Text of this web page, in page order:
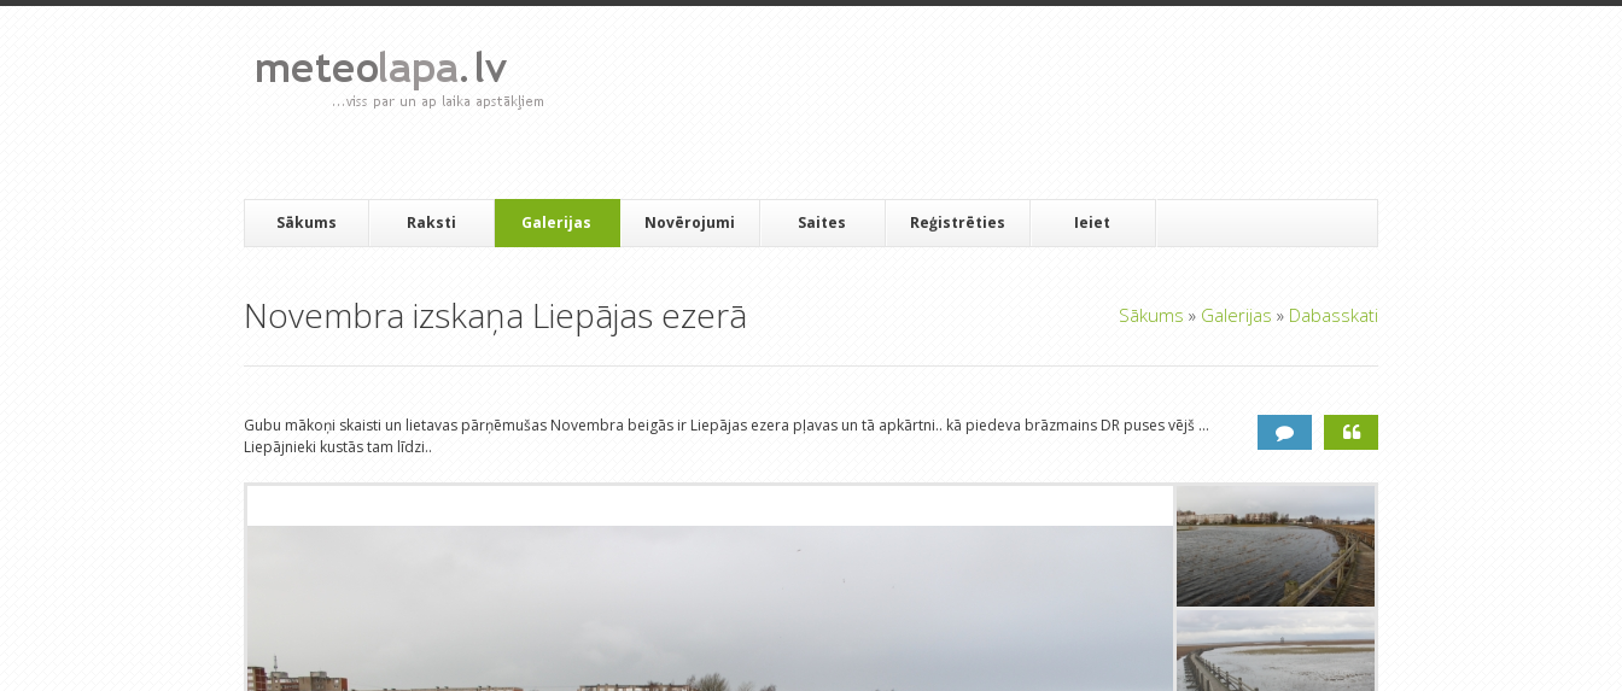
Sākums Raksti Galerijas Novērojumi Saites Reģistrēties Ieiet
Novembra izskaņa Liepājas ezerā Sākums » Galerijas » Dabasskati
Gubu mākoņi skaisti un lietavas pārņēmušas Novembra beigās ir Liepājas ezera pļavas un tā apkārtni.. kā piedeva brāzmains DR puses vējš ...
Liepājnieki kustās tam līdzi..